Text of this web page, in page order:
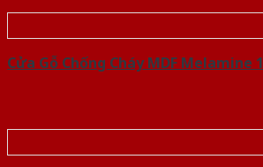
Cửa Gỗ Chống Cháy MDF Melamine 1